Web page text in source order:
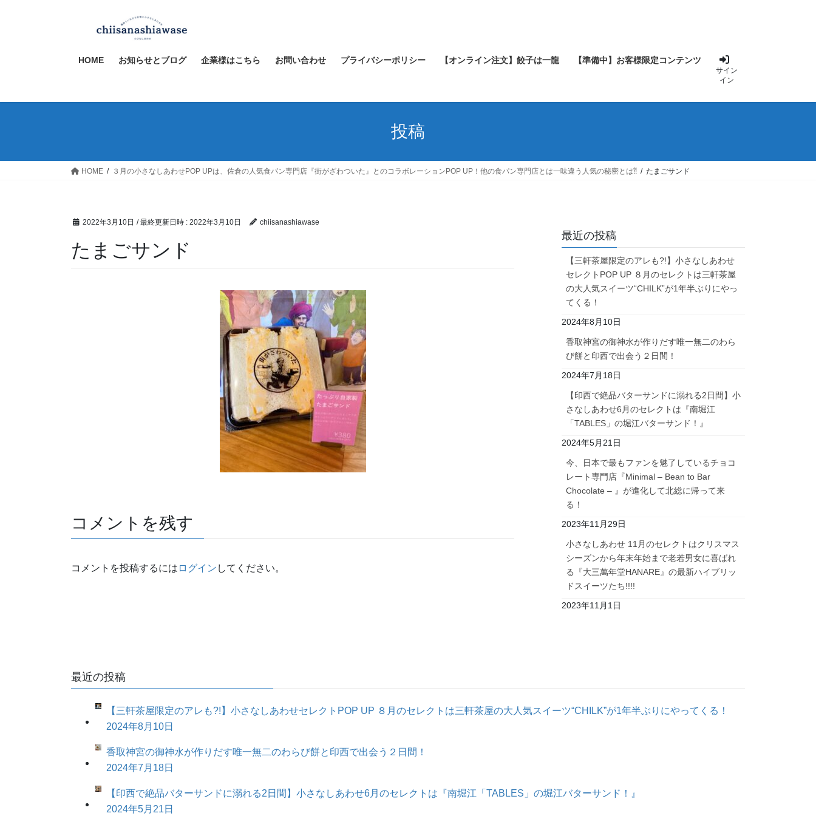
HOME お知らせとブログ 企業様はこちら お問い合わせ プライバシーポリシー 【オンライン注文】餃子は一龍 【準備中】お客様限定コンテンツ
サイン
イン
投稿
HOME ３月の小さなしあわせPOP UPは、佐倉の人気食パン専門店『街がざわついた』とのコラボレーションPOP UP！他の食パン専門店とは一味違う人気の秘密とは⁈ たまごサンド
2022年3月10日 / 最終更新日時 : 2022年3月10日 chiisanashiawase
たまごサンド
コメントを残す
コメントを投稿するには ログイン してください。
最近の投稿
【三軒茶屋限定のアレも?!】小さなしあわせ
セレクトPOP UP ８月のセレクトは三軒茶屋
の大人気スイーツ“CHILK”が1年半ぶりにやっ
てくる！
2024年8月10日
香取神宮の御神水が作りだす唯一無二のわら
び餅と印西で出会う２日間！
2024年7月18日
【印西で絶品バターサンドに溺れる2日間】小
さなしあわせ6月のセレクトは『南堀江
「TABLES」の堀江バターサンド！』
2024年5月21日
今、日本で最もファンを魅了しているチョコ
レート専門店『Minimal – Bean to Bar
Chocolate – 』が進化して北総に帰って来
る！
2023年11月29日
小さなしあわせ 11月のセレクトはクリスマス
シーズンから年末年始まで老若男女に喜ばれ
る『大三萬年堂HANARE』の最新ハイブリッ
ドスイーツたち!!!!
2023年11月1日
最近の投稿
【三軒茶屋限定のアレも?!】小さなしあわせセレクトPOP UP ８月のセレクトは三軒茶屋の大人気スイーツ“CHILK”が1年半ぶりにやってくる！
2024年8月10日
香取神宮の御神水が作りだす唯一無二のわらび餅と印西で出会う２日間！
2024年7月18日
【印西で絶品バターサンドに溺れる2日間】小さなしあわせ6月のセレクトは『南堀江「TABLES」の堀江バターサンド！』
2024年5月21日